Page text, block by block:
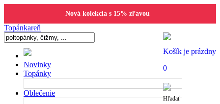
Nová kolekcia s 15% zľavou
Topánkareň
Košík je prázdny
0
Hľadať
Novinky
Topánky
Oblečenie